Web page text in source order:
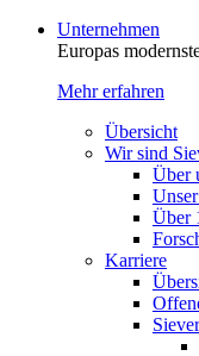
Unternehmen
Europas
Mehr erfahren
Übersicht
Wir sind
Über
Über
Karriere